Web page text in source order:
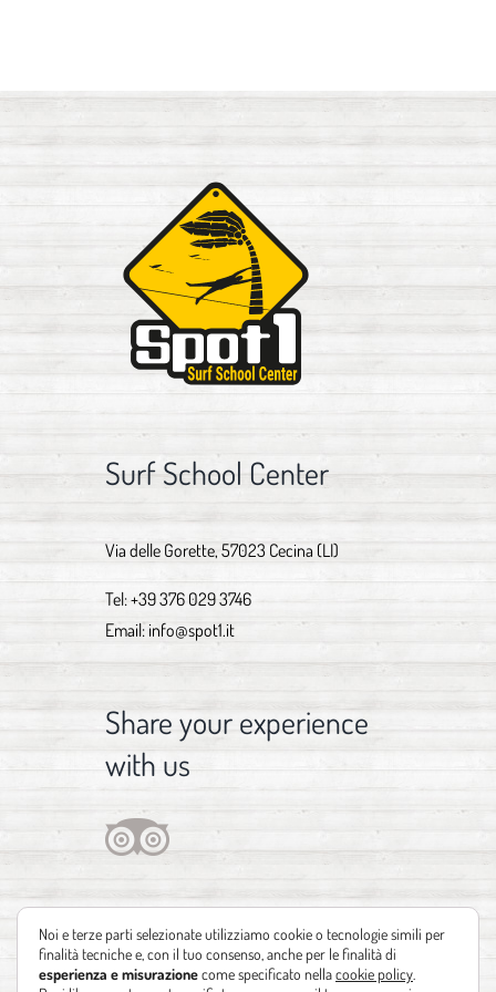
Surf School Center
Via delle Gorette, 57023 Cecina (LI)
Tel:+39 376 029 3746
Email: info@spot1.it
Share your experience
with us
Noi e terze parti selezionate utilizziamo cookie o tecnologie simili per
finalità tecniche e, con il tuo consenso, anche per le finalità di
esperienza e misurazionecome specificato nellacookie policy